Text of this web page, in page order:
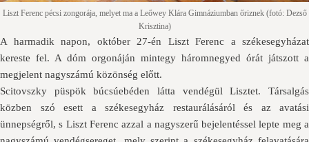
Liszt Ferenc pécsi zongorája, melyet ma a Leőwey Klára Gimnáziumban őriznek (fotó: Dezső
Krisztina)
A harmadik napon, október 27-én Liszt Ferenc a székesegyházat
kereste fel. A dóm orgonáján mintegy háromnegyed órát játszott a
megjelent nagyszámú közönség előtt.
Scitovszky püspök búcsúebéden látta vendégül Lisztet. Társalgás
közben szó esett a székesegyház restaurálásáról és az avatási
ünnepségről, s Liszt Ferenc azzal a nagyszerű bejelentéssel lepte meg a